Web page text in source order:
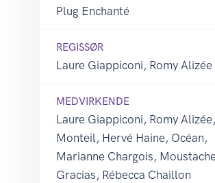
Plug Enchanté
REGISSØR
Laure Giappiconi, Romy Alizée
MEDVIRKENDE
Laure Giappiconi, Romy
Monteil, Hervé Haine, Océan,
Marianne Chargois, Moustache
Gracias, Rébecca Chaillon